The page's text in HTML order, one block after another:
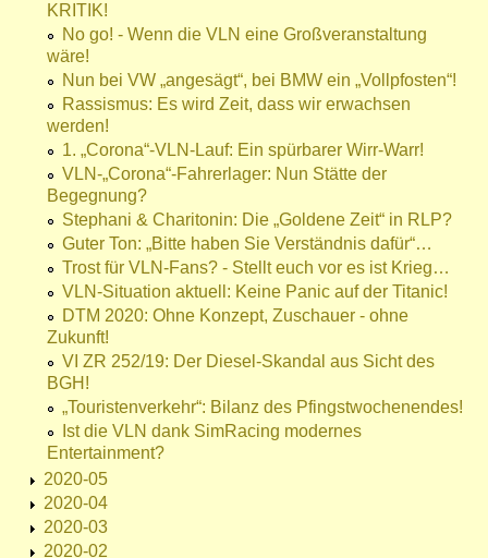
KRITIK!
No go! - Wenn die VLN eine Großveranstaltung
wäre!
Nun bei VW „angesägt“, bei BMW ein „Vollpfosten“!
Rassismus: Es wird Zeit, dass wir erwachsen
werden!
1. „Corona“-VLN-Lauf: Ein spürbarer Wirr-Warr!
VLN-„Corona“-Fahrerlager: Nun Stätte der
Begegnung?
Stephani & Charitonin: Die „Goldene Zeit“ in RLP?
Guter Ton: „Bitte haben Sie Verständnis dafür“…
Trost für VLN-Fans? - Stellt euch vor es ist Krieg…
VLN-Situation aktuell: Keine Panic auf der Titanic!
DTM 2020: Ohne Konzept, Zuschauer - ohne
Zukunft!
VI ZR 252/19: Der Diesel-Skandal aus Sicht des
BGH!
„Touristenverkehr“: Bilanz des Pfingstwochenendes!
Ist die VLN dank SimRacing modernes
Entertainment?
2020-05
2020-04
2020-03
2020-02